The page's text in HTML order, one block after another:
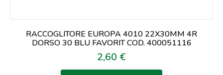
RACCOGLITORE EUROPA 4010 22X30MM 4R
DORSO 30 BLU FAVORIT COD. 400051116
Prezzo
2,60 €